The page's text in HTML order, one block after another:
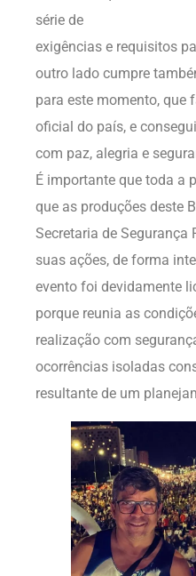
série de
exigências e requisitos
outro lado cumpre
para este momento, que
oficial do país, e
com paz, alegria e
É importante que toda a
que as produções deste
Secretaria de
suas ações, de forma
evento foi devidamente
porque reunia as
realização com
ocorrências isoladas
resultante de um